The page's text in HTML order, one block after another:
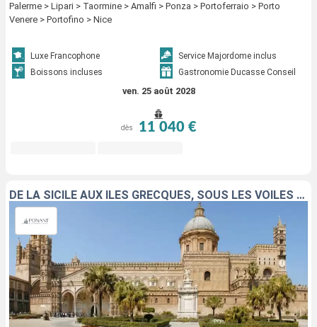
Palerme > Lipari > Taormine > Amalfi > Ponza > Portoferraio > Porto
Venere > Portofino > Nice
Luxe Francophone
Service Majordome inclus
Boissons incluses
Gastronomie Ducasse Conseil
ven. 25 août 2028
dès 11 040 €
DE LA SICILE AUX ÎLES GRECQUES, SOUS LES VOILES DU PONANT